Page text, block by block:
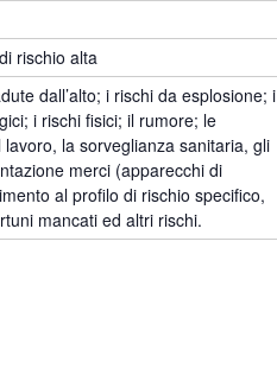
rischio alta
dall’alto; i rischi da esplosione; i
i rischi fisici; il rumore; le
la sorveglianza sanitaria, gli
merci (apparecchi di
al profilo di rischio specifico,
mancati ed altri rischi.